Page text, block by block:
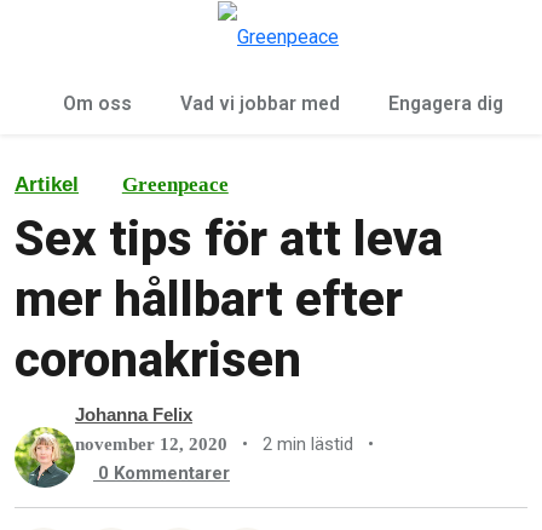
Om oss Vad vi jobbar med Engagera dig
Artikel Greenpeace
Sex tips för att leva
mer hållbart efter
coronakrisen
Johanna Felix
november 12, 2020 • 2 min lästid
•
0 Kommentarer